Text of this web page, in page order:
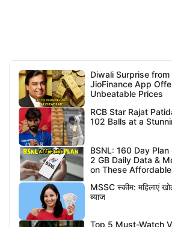
Diwali Surprise
JioFinance App
Unbeatable Prices
RCB Star Rajat
102 Balls at a
BSNL: 160 Day
2 GB Daily Data &
on These
MSSC स्कीम: महिलाएं
ब्याज
Top 5 Must-Watch